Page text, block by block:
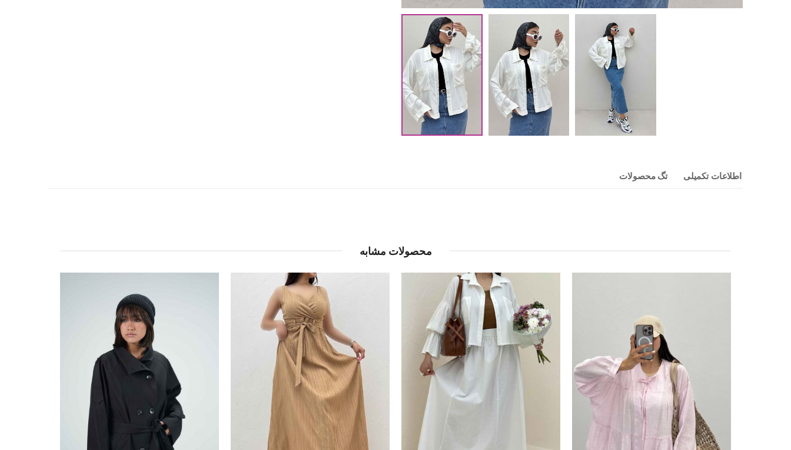
اطلاعات تکمیلی تگ محصولات
محصولات مشابه